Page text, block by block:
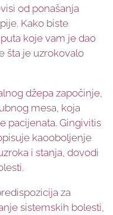
od ponašanja
Kako biste
koje vam je dao
šta je uzrokovalo
džepa započinje,
mesa, koja
pacijenata. Gingivitis
kaooboljenje
i stanja, dovodi
za
sistemskih bolesti,